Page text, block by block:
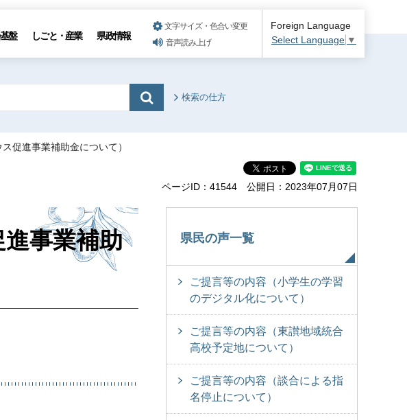
盤 しごと・産業 県政情報
文字サイズ・色合い変更
音声読み上げ
Foreign Language
Select Language ▼
検索の仕方
促進事業補助金について）
ページID：41544 公開日：2023年07月07日
事業補助
県民の声一覧
ご提言等の内容（小学生の学習
のデジタル化について）
ご提言等の内容（東讃地域統合
高校予定地について）
ご提言等の内容（談合による指
名停止について）